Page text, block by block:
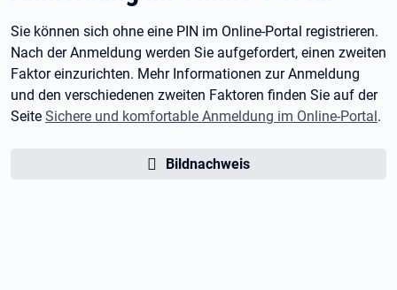
Sie können sich ohne eine PIN im Online-Portal registrieren.
Nach der Anmeldung werden Sie aufgefordert, einen zweiten
Faktor einzurichten. Mehr Informationen zur Anmeldung
und den verschiedenen zweiten Faktoren finden Sie auf der
Seite Sichere und komfortable Anmeldung im Online-Portal.
Bildnachweis